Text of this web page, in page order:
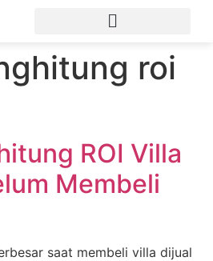
roi
ROI Villa
Membeli
saat membeli villa dijual